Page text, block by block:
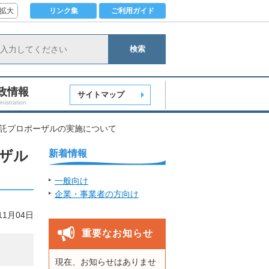
拡大 リンク集 ご利用ガイド
検索
情報 サイトマップ
プロポーザルの実施について
ル
月04日
新着情報
一般向け
企業・事業者の方向け
重要なお知らせ
現在、お知らせはありませ